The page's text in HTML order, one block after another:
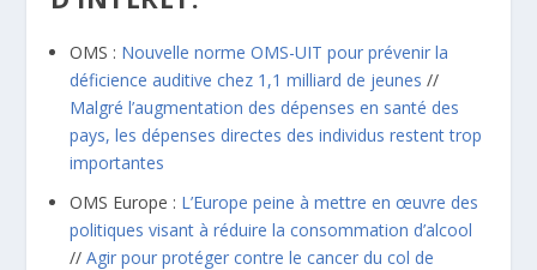
OMS : Nouvelle norme OMS-UIT pour prévenir la
déficience auditive chez 1,1 milliard de jeunes //
Malgré l’augmentation des dépenses en santé des
pays, les dépenses directes des individus restent trop
importantes
OMS Europe : L’Europe peine à mettre en œuvre des
politiques visant à réduire la consommation d’alcool
//Agir pour protéger contre le cancer du col de